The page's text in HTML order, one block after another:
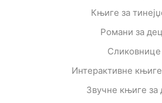
Књиге за
Романи за
Сликовнице
Интерактивне
Звучне књиге за